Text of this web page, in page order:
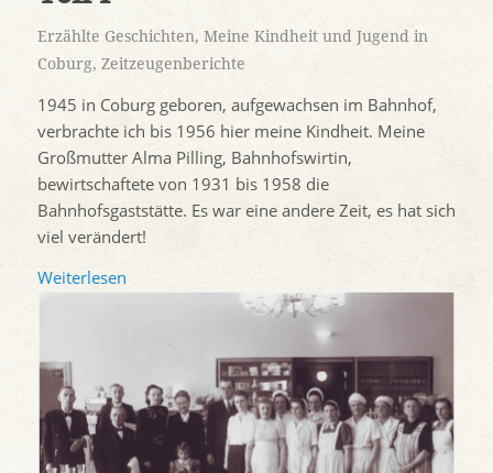
Erzählte Geschichten, Meine Kindheit und Jugend in
Coburg, Zeitzeugenberichte
1945 in Coburg geboren, aufgewachsen im Bahnhof,
verbrachte ich bis 1956 hier meine Kindheit. Meine
Großmutter Alma Pilling, Bahnhofswirtin,
bewirtschaftete von 1931 bis 1958 die
Bahnhofsgaststätte. Es war eine andere Zeit, es hat sich
viel verändert!
Weiterlesen